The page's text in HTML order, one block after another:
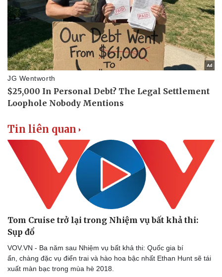
Sức khỏe
Dinh dưỡng - món ngon
Cây thuốc
Sản phụ khoa
Làm đẹp - giảm cân
Phòng mạch online
Đời sống
Nhà đẹp
Tình yêu - Gia đình
Tin liên quan
Tom Cruise trở lại trong Nhiệm vụ bất khả thi:
Sụp đổ
VOV.VN - Ba năm sau Nhiệm vụ bất khả thi: Quốc gia bí
ẩn, chàng đặc vụ điển trai và hào hoa bậc nhất Ethan Hunt sẽ tái
xuất màn bạc trong mùa hè 2018.